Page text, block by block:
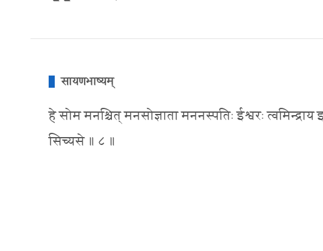
सायणभाष्यम्
हे सोम मनश्चित् मनसोज्ञाता मननस्पतिः ईश्वरः
सिच्यसे ॥ ८ ॥